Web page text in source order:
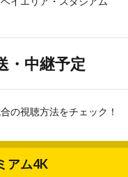
・中継予定
の視聴方法をチェック！
アム4K